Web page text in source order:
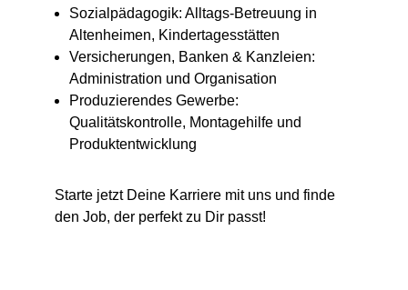
Sozialpädagogik: Alltags-Betreuung in
Altenheimen, Kindertagesstätten
Versicherungen, Banken & Kanzleien:
Administration und Organisation
Produzierendes Gewerbe:
Qualitätskontrolle, Montagehilfe und
Produktentwicklung
Starte jetzt Deine Karriere mit uns und finde
den Job, der perfekt zu Dir passt!